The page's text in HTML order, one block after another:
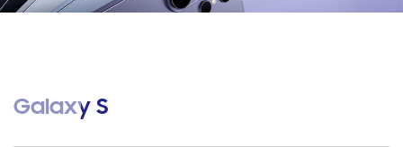
Galaxy S